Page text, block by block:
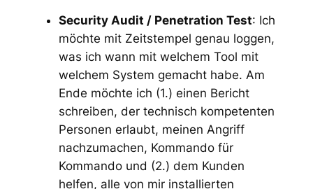
Security Audit / Penetration Test: Ich
möchte mit Zeitstempel genau loggen,
was ich wann mit welchem Tool mit
welchem System gemacht habe. Am
Ende möchte ich (1.) einen Bericht
schreiben, der technisch kompetenten
Personen erlaubt, meinen Angriff
nachzumachen, Kommando für
Kommando und (2.) dem Kunden
helfen, alle von mir installierten